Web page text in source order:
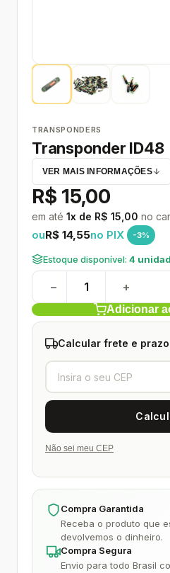
TRANSPONDERS
Transponder ID48
VER MAIS INFORMAÇÕES
R$ 15,00
em até 1x de R$ 15,00 no
ouR$ 14,55no PIX -3%
Estoque disponível: 4
− +
Adicionar
Calcular frete e prazo
Não sei meu CEP
Compra Garantida
Receba o produto que
devolvemos o dinheiro.
Compra Segura
Envio para todo Brasil